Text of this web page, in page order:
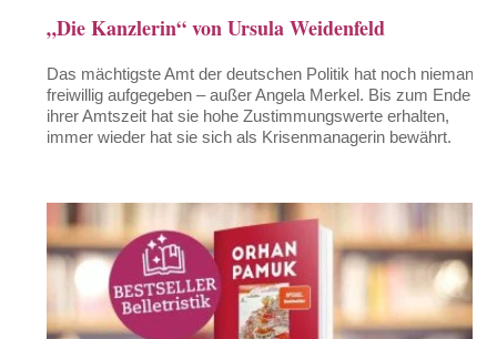
„Die Kanzlerin“ von Ursula Weidenfeld
Das mächtigste Amt der deutschen Politik hat noch niemand
freiwillig aufgegeben – außer Angela Merkel. Bis zum Ende
ihrer Amtszeit hat sie hohe Zustimmungswerte erhalten,
immer wieder hat sie sich als Krisenmanagerin bewährt.